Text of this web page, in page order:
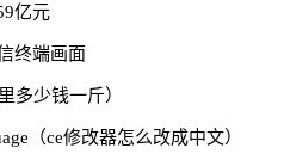
亿元
终端画面
多少钱一斤）
（ce修改器怎么改成中文）